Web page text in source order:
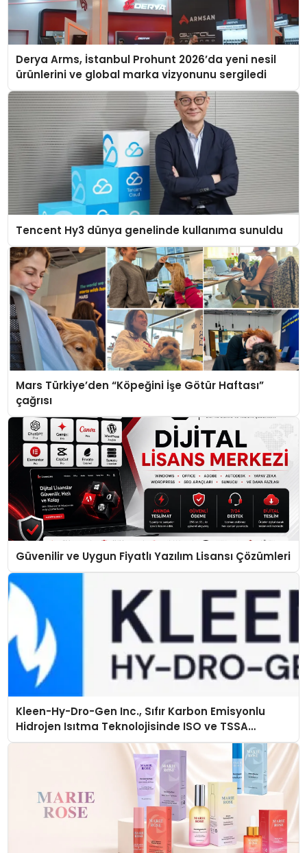
Derya Arms, İstanbul Prohunt 2026’da yeni nesil
ürünlerini ve global marka vizyonunu sergiledi
Tencent Hy3 dünya genelinde kullanıma sunuldu
Mars Türkiye’den “Köpeğini İşe Götür Haftası”
çağrısı
Güvenilir ve Uygun Fiyatlı Yazılım Lisansı Çözümleri
Kleen-Hy-Dro-Gen Inc., Sıfır Karbon Emisyonlu
Hidrojen Isıtma Teknolojisinde ISO ve TSSA
Düzenleyici Onaylarını Aldı